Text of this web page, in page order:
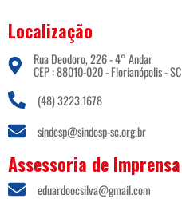
Localização
Rua Deodoro, 226 - 4° Andar
CEP : 88010-020 - Florianópolis - SC
(48) 3223 1678
sindesp@sindesp-sc.org.br
Assessoria de Imprensa
eduardoocsilva@gmail.com